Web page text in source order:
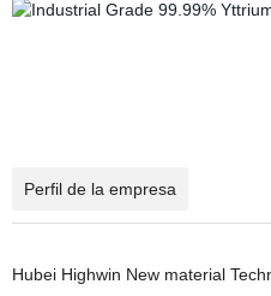
Perfil de la empresa
Hubei Highwin New material